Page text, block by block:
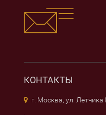
КОНТАКТЫ
г. Москва, ул.